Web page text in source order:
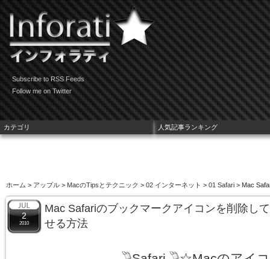
Subscribe to RSS Feeds
Follow me on Twitter
ホーム > アップル > MacのTipsとテクニック > 02 インターネット > 01 Safari > Mac
2
2010
Mac Safariのブックマークアイコンを削除し
せる方法
カテゴリ 人気記事ランキング